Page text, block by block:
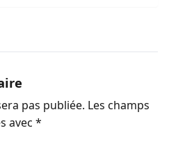
pas publiée. Les champs
avec *